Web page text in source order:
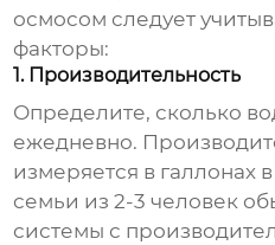
осмосом следует
факторы:
1. Производительность
Определите, сколько
ежедневно.
измеряется в галлонах
семьи из 2-3 человек
системы с